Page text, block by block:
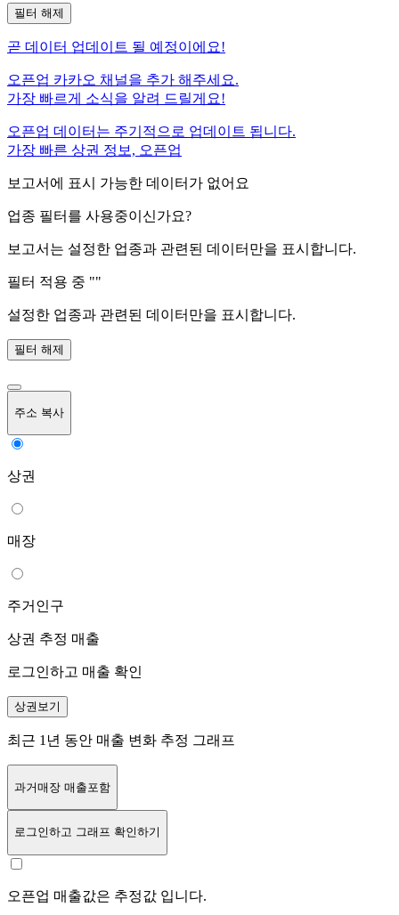
필터 해제
곧 데이터 업데이트 될 예정이에요!
오픈업 카카오 채널을 추가 해주세요.
가장 빠르게 소식을 알려 드릴게요!
오픈업 데이터는 주기적으로 업데이트 됩니다.
가장 빠른 상권 정보, 오픈업
보고서에 표시 가능한 데이터가 없어요
업종 필터를 사용중이신가요?
보고서는 설정한 업종과 관련된 데이터만을 표시합니다.
필터 적용 중 ""
설정한 업종과 관련된 데이터만을 표시합니다.
필터 해제
주소 복사
상권
매장
주거인구
상권 추정 매출
로그인하고 매출 확인
상권보기
최근 1년 동안 매출 변화 추정 그래프
과거매장 매출포함
로그인하고 그래프 확인하기
오픈업 매출값은 추정값 입니다.